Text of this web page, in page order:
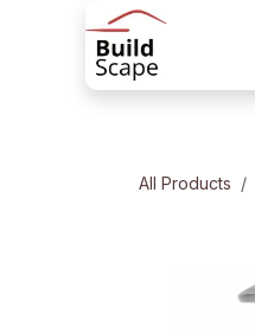
Skip to Content
All Products